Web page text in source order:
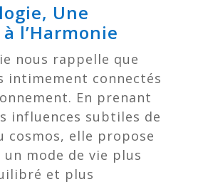
Une
l’Harmonie
nous rappelle que
intimement connectés
En prenant
influences subtiles de
cosmos, elle propose
un mode de vie plus
et plus